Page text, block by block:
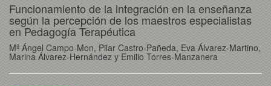
Funcionamiento de la integración en la enseñanza
según la percepción de los maestros especialistas
en Pedagogía Terapéutica
Mª Ángel Campo-Mon, Pilar Castro-Pañeda, Eva Álvarez-Martino,
Marina Álvarez-Hernández y Emilio Torres-Manzanera